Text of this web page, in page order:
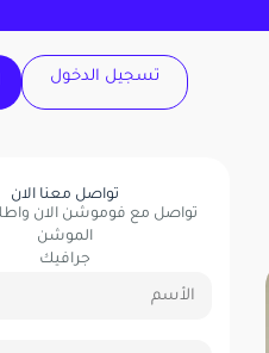
تسجيل الدخول
تواصل معنا الان
تواصل مع فوموشن الان
الموشن
جرافيك